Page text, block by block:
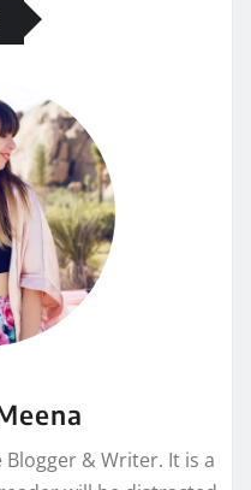
Blogger & Writer. It is a